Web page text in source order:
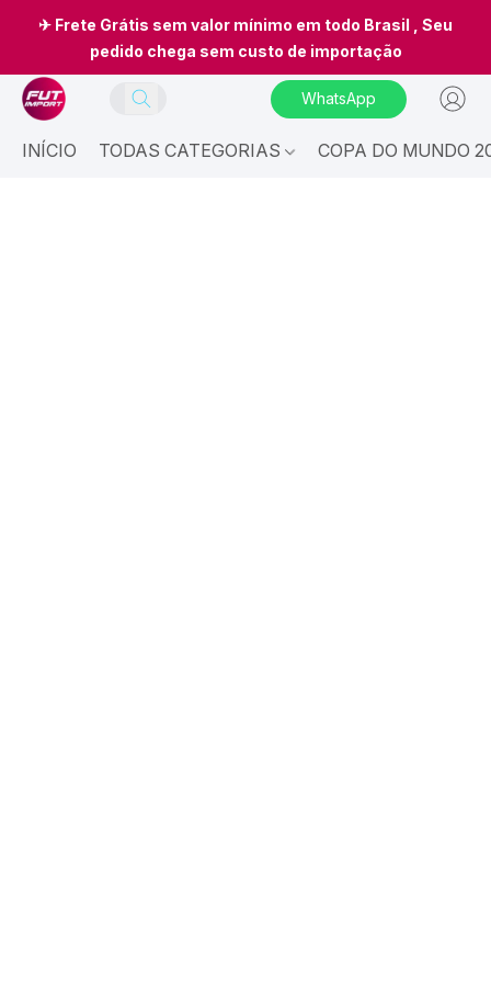
✈ Frete Grátis sem valor mínimo em todo Brasil , Seu
pedido chega sem custo de importação
WhatsApp
INÍCIO TODAS CATEGORIAS COPA DO MUNDO